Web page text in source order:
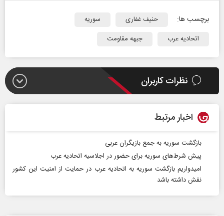
برچسب ها: حنیف غفاری
سوریه
اتحادیه عرب
جبهه مقاومت
نظرات کاربران
اخبار مرتبط
بازگشت سوریه به جمع بازیگران عربی
پیش شرط‌های سوریه برای حضور در اجلاسیه اتحادیه عرب
امیدواریم بازگشت سوریه به اتحادیه عرب در حمایت از امنیت این کشور
نقش داشته باشد